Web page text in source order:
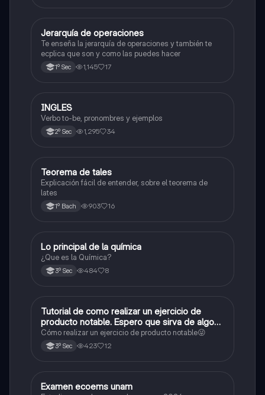
Matemáticas
Jerarquía de operaciones
Te enseña la jerarquía de operaciones y también te
ecplica que son y como las puedes hacer
1º Sec 1,145 17
Inglés
INGLES
Verbo to-be, pronombres y ejemplos
2º Sec 1,295 34
Matemáticas
Teorema de tales
Explicación fácil de entender, sobre el teorema de
lates
1º Bach 903 16
Química
Lo principal de la química
¿Que es la Química?
3º Sec 484 8
Matemáticas
Tutorial de como realizar un ejercicio de
producto notable. Espero que sirva de algo💕
😜
Cómo realizar un ejercicio de producto notable😜
3º Sec 423 12
Español
Examen ecoems unam